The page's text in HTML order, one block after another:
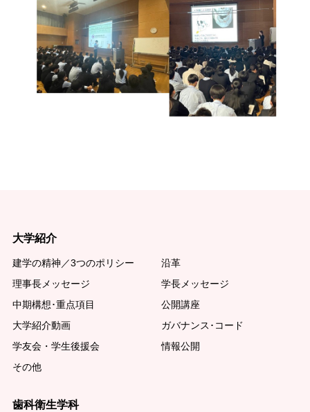
大学紹介
建学の精神／3つのポリシー
沿革
理事長メッセージ
学長メッセージ
中期構想･重点項目
公開講座
大学紹介動画
ガバナンス･コード
学友会・学生後援会
情報公開
その他
歯科衛生学科